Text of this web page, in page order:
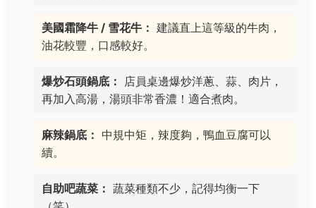
美國霜降牛 / 雪花牛： 建議直上這等級的牛肉，
油花較豐，口感較好。
爆炒石頭鍋底：
店員桌邊爆炒洋蔥、蒜、肉片，
再加入高湯，湯頭非常香濃！適合煮肉。
麻辣鍋底： 中規中矩，辣度夠，鴨血豆腐可以
續。
自助吧蔬菜： 蔬菜種類不少，記得均衡一下